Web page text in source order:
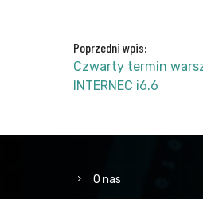
Poprzedni wpis:
Czwarty termin
INTERNEC i6.6
O nas